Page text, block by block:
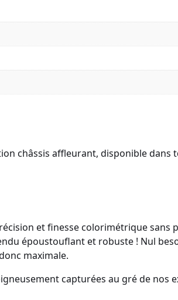
châssis affleurant, disponible dans
et finesse colorimétrique sans
époustouflant et robuste ! Nul
maximale.
capturées au gré de nos